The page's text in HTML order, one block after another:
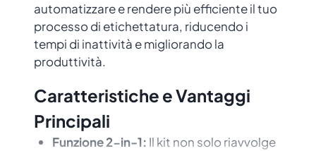
automatizzare e rendere più efficiente il tuo
processo di etichettatura, riducendo i
tempi di inattività e migliorando la
produttività.
Caratteristiche e Vantaggi
Principali
Funzione 2-in-1: Il kit non solo riavvolge